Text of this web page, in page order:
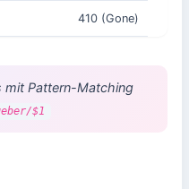
410 (Gone)
mit Pattern-Matching
$1